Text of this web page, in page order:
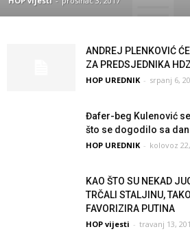
ANDREJ PLENKOVIĆ
ZA PREDSJEDNIKA
HOP UREDNIK - srpanj 6,
Đafer-beg Kulenović
što se dogodilo sa
HOP UREDNIK - kolovoz
KAO ŠTO SU NEKAD
TRČALI STALJINU,
FAVORIZIRA PUTINA
HOP vijesti - travanj 13,